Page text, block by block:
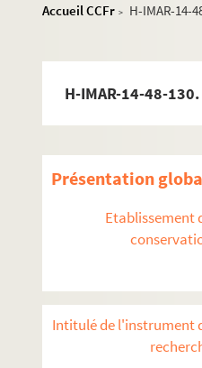
Accueil CCFr >
H-IMAR-14-
H-IMAR-14-48-
Présentation
Etablissement
Intitulé de l'instrument
H-IMAR-14-
H-IMAR-14-
H-IMAR-14-
H-IMAR-14-
H-IMAR-14-